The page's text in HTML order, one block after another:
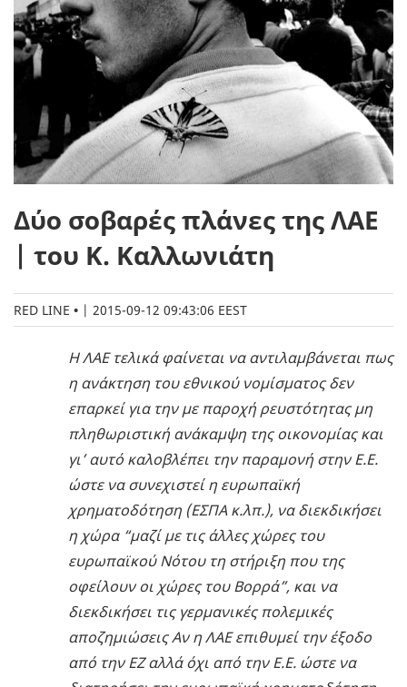
Δύο σοβαρές πλάνες της ΛΑΕ
| του Κ. Καλλωνιάτη
RED LINE | 2015-09-12 09:43:06 EEST
Η ΛΑΕ τελικά φαίνεται να αντιλαμβάνεται πως
η ανάκτηση του εθνικού νομίσματος δεν
επαρκεί για την με παροχή ρευστότητας μη
πληθωριστική ανάκαμψη της οικονομίας και
γι’ αυτό καλοβλέπει την παραμονή στην Ε.Ε.
ώστε να συνεχιστεί η ευρωπαϊκή
χρηματοδότηση (ΕΣΠΑ κ.λπ.), να διεκδικήσει
η χώρα “μαζί με τις άλλες χώρες του
ευρωπαϊκού Νότου τη στήριξη που της
οφείλουν οι χώρες του Βορρά”, και να
διεκδικήσει τις γερμανικές πολεμικές
αποζημιώσεις Αν η ΛΑΕ επιθυμεί την έξοδο
από την ΕΖ αλλά όχι από την Ε.Ε. ώστε να